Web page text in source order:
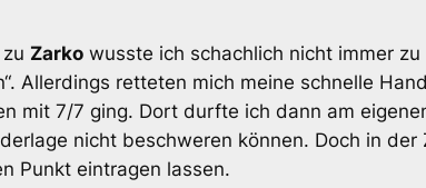
Zarko wusste ich schachlich nicht immer
Allerdings retteten mich meine schnelle
mit 7/7 ging. Dort durfte ich dann am
nicht beschweren können. Doch in
Punkt eintragen lassen.